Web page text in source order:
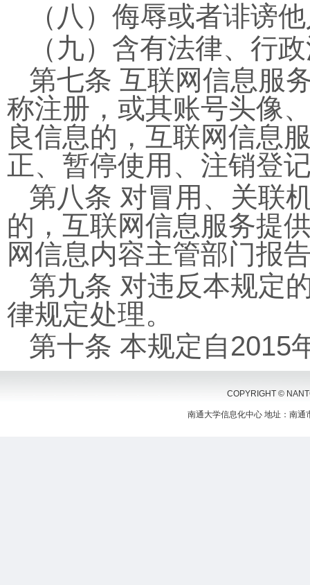
（八）侮辱或者诽谤
（九）含有法律、行
第七条 互联网信息服
称注册，或其账号头像
良信息的，互联网信息
正、暂停使用、注销登
第八条 对冒用、关联
的，互联网信息服务提
网信息内容主管部门报
第九条 对违反本规定
律规定处理。
第十条 本规定自2015
COPYRIGHT ©
南通大学信息化中心 地址：南